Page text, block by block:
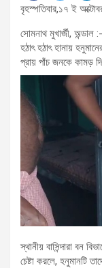
বৃহস্পতিবার,১৭ ই
সোমনাথ মুখার্জী, অন্ডাল
হঠাৎ হঠাৎ হানায়
প্রায় পাঁচ জনকে কামড়
স্থানীয় বাসিন্দারা বন
চেষ্টা করলে, হনুমানটি